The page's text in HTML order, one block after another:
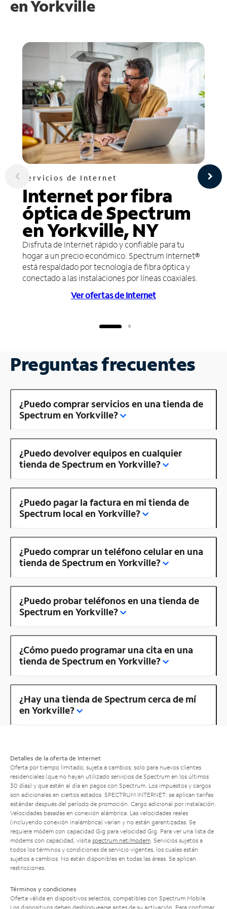
enYorkville
Servicios de Internet
Internet por fibra
óptica de Spectrum
en Yorkville, NY
Disfruta de Internet rápido y confiable para tu
hogar a un precio económico. Spectrum Internet®
está respaldado por tecnología de fibra óptica y
conectado a las instalaciones por líneas coaxiales.
Ver ofertas de Internet
Preguntas frecuentes
¿Puedo comprar servicios en una tienda de
Spectrum en Yorkville?
¿Puedo devolver equipos en cualquier
tienda de Spectrum en Yorkville?
¿Puedo pagar la factura en mi tienda de
Spectrum local en Yorkville?
¿Puedo comprar un teléfono celular en una
tienda de Spectrum en Yorkville?
¿Puedo probar teléfonos en una tienda de
Spectrum en Yorkville?
¿Cómo puedo programar una cita en una
tienda de Spectrum en Yorkville?
¿Hay una tienda de Spectrum cerca de mí
en Yorkville?
Detalles de la oferta de Internet
Oferta por tiempo limitado; sujeta a cambios; solo para nuevos clientes
residenciales (que no hayan utilizado servicios de Spectrum en los últimos
30 días) y que estén al día en pagos con Spectrum. Los impuestos y cargos
son adicionales en ciertos estados. SPECTRUM INTERNET: se aplican tarifas
estándar después del período de promoción. Cargo adicional por instalación.
Velocidades basadas en conexión alámbrica. Las velocidades reales
(incluyendo conexión inalámbrica) varían y no están garantizadas. Se
requiere módem con capacidad Gig para velocidad Gig. Para ver una lista de
módems con capacidad, visita spectrum.net/modem . Servicios sujetos a
todos los términos y condiciones de servicio vigentes, los cuales están
sujetos a cambios. No están disponibles en todas las áreas. Se aplican
restricciones.
Términos y condiciones
Oferta válida en dispositivos selectos, compatibles con Spectrum Mobile.
Los dispositivos deben desbloquearse antes de su activación. Para confirmar